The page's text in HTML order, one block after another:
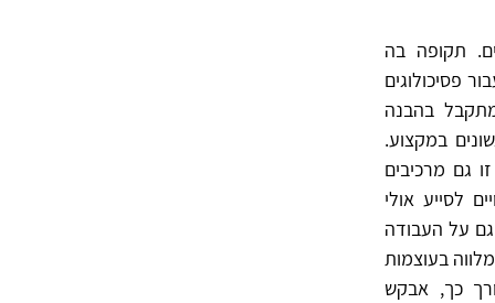
תקופה בה
פסיכולוגים
בהבנה
במקצוע.
גם מרכיבים
לסייע אולי
על העבודה
בעוצמות
כך, אבקש